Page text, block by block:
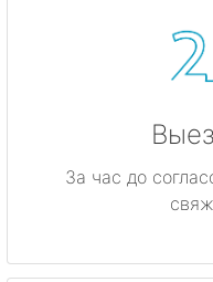
За час до